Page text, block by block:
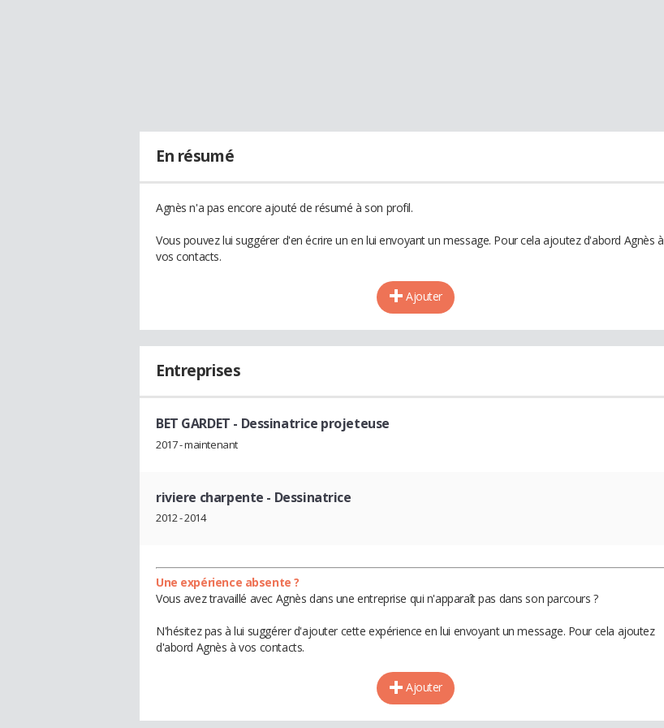
En résumé
Agnès n'a pas encore ajouté de résumé à son profil.
Vous pouvez lui suggérer d'en écrire un en lui envoyant un message. Pour cela ajoutez d'abord Agnès à
vos contacts.
Ajouter
Entreprises
BET GARDET - Dessinatrice projeteuse
2017 - maintenant
riviere charpente - Dessinatrice
2012 - 2014
Une expérience absente ?
Vous avez travaillé avec Agnès dans une entreprise qui n'apparaît pas dans son parcours ?
N'hésitez pas à lui suggérer d'ajouter cette expérience en lui envoyant un message. Pour cela ajoutez
d'abord Agnès à vos contacts.
Ajouter